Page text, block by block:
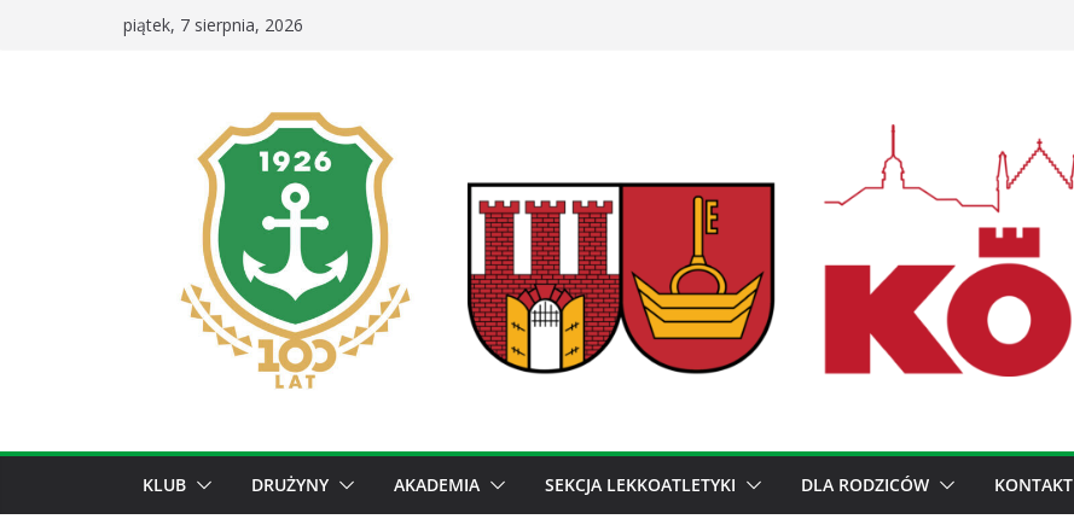
piątek, 7 sierpnia, 2026
KLUB DRUŻYNY AKADEMIA SEKCJA LEKKOATLETYKI DLA RODZICÓW KONTAKT